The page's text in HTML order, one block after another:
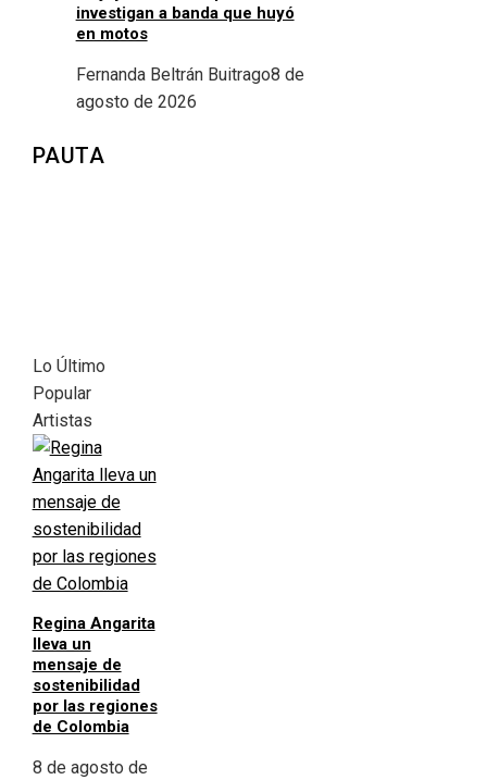
investigan a banda que huyó
en motos
Fernanda Beltrán Buitrago8 de
agosto de 2026
PAUTA
Lo Último
Popular
Artistas
Regina Angarita
lleva un
mensaje de
sostenibilidad
por las regiones
de Colombia
8 de agosto de